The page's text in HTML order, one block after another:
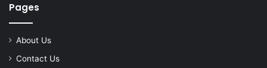
Pages
About Us
Contact Us